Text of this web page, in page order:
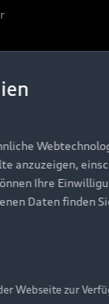
anzuzeigen,
Ihre
Daten finden
Webseite zur